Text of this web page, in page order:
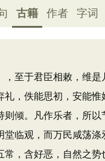
古籍 作者 字词
于君臣相敕，维是
，佚能思初，安能
则倾。凡作乐者，所
堂临观，而万民咸荡
，含好恶，自然之势